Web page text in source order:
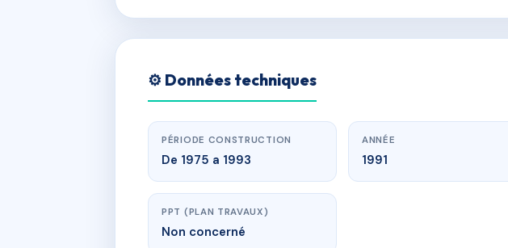
⚙️ Données techniques
PÉRIODE CONSTRUCTION
De 1975 a 1993
ANNÉE
1991
PPT (PLAN TRAVAUX)
Non concerné